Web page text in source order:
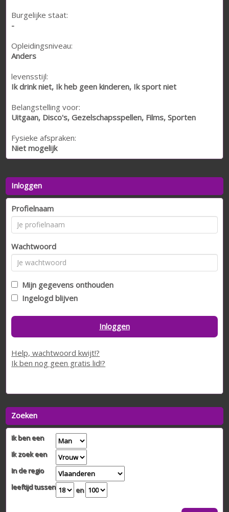
Burgelijke staat:
-
Opleidingsniveau:
Anders
levensstijl:
Ik drink niet, Ik heb geen kinderen, Ik sport niet
Belangstelling voor:
Uitgaan, Disco's, Gezelschapsspellen, Films, Sporten
Fysieke afspraken:
Niet mogelijk
Inloggen
Profielnaam
Wachtwoord
Mijn gegevens onthouden
Ingelogd blijven
Inloggen
Help, wachtwoord kwijt!?
Ik ben nog geen gratis lid!?
Zoeken
Ik ben een
Ik zoek een
In de regio
leeftijd tussen
en